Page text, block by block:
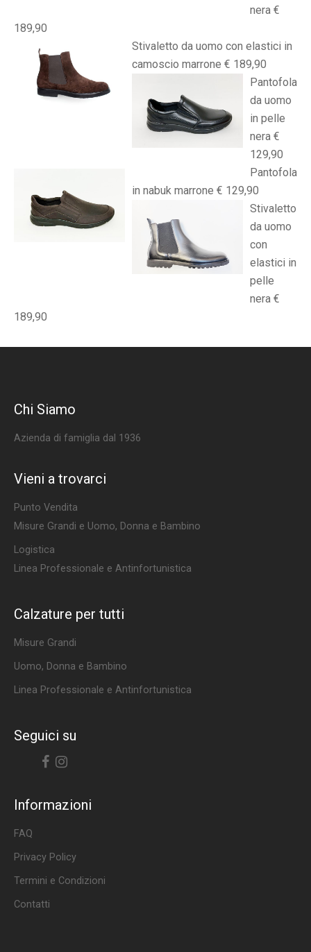
nera €
189,90
Stivaletto da uomo con elastici in
camoscio marrone € 189,90
Pantofola
da uomo
in pelle
nera €
129,90
Pantofola
in nabuk marrone € 129,90
Stivaletto
da uomo
con
elastici in
pelle
nera €
189,90
Chi Siamo
Azienda di famiglia dal 1936
Vieni a trovarci
Punto Vendita
Misure Grandi e Uomo, Donna e Bambino
Logistica
Linea Professionale e Antinfortunistica
Calzature per tutti
Misure Grandi
Uomo, Donna e Bambino
Linea Professionale e Antinfortunistica
Seguici su
Informazioni
FAQ
Privacy Policy
Termini e Condizioni
Contatti